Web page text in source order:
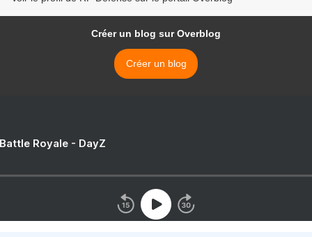
Créer un blog sur Overblog
Créer un blog
Royale - DayZ